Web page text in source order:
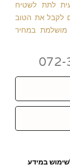
לתת לשטיח
לקבל את הטוב
מושלמת במחיר
במידע